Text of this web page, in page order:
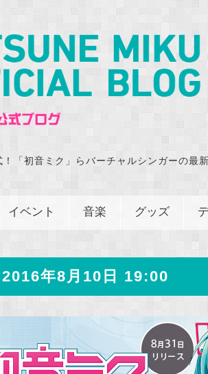
「初音ミク」らバーチャルシンガーの最
イベント 音楽 グッズ
2016年8月10日 19:00